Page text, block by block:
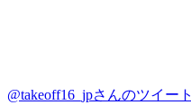
@takeoff16_jpさんのツイート